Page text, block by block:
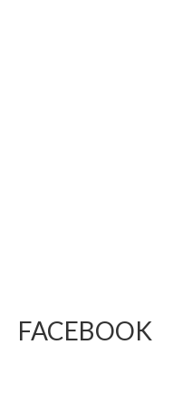
FACEBOOK